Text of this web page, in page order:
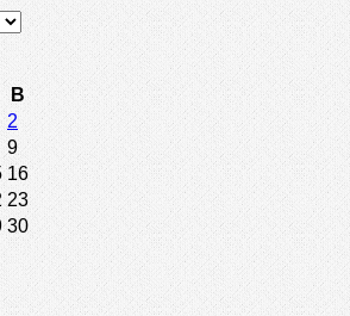
B
2
9
16
23
30